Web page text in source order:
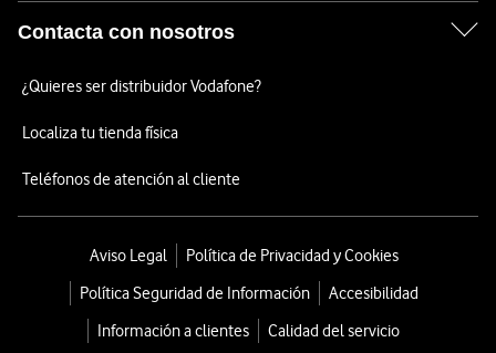
Contacta con nosotros
¿Quieres ser distribuidor Vodafone?
Localiza tu tienda física
Teléfonos de atención al cliente
Aviso Legal
Política de Privacidad y Cookies
Política Seguridad de Información
Accesibilidad
Información a clientes
Calidad del servicio